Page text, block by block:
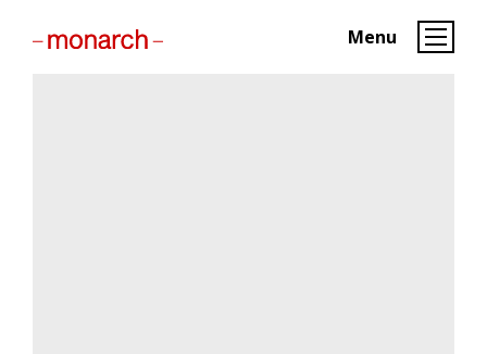
Menu